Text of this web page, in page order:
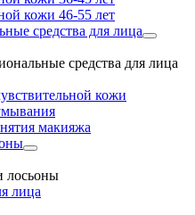
кожи 46-55 лет
средства для лица
средства для лица
кожи
макияжа
лосьоны
лица